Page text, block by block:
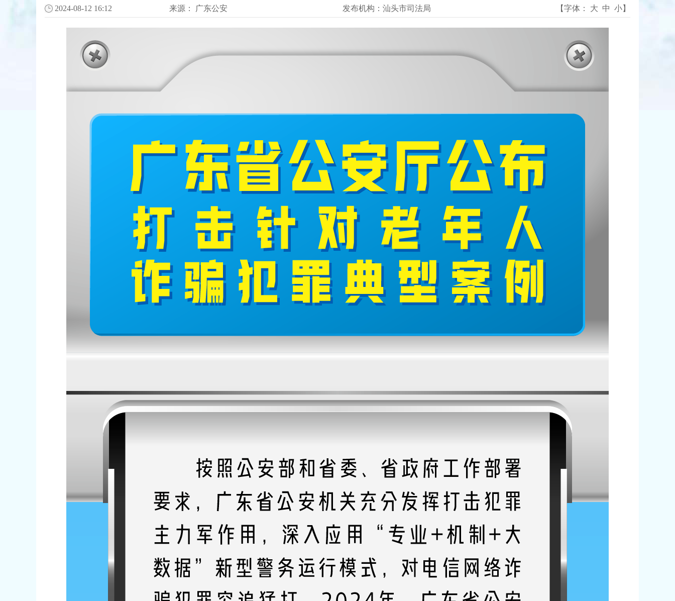
2024-08-12 16:12 来源： 广东公安 发布机构： 汕头市司法局 【字体： 大 中 小】